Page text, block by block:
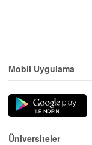
Mobil Uygulama
Üniversiteler